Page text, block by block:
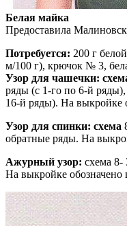
Белая майка
Предоставила
Потребуется: 200 г
м/100 г), крючок № 3,
Узор для чашечки:
ряды (с 1-го по 6-й
16-й ряды). На выкройке
Узор для спинки: схема
обратные ряды. На
Ажурный узор: схема 8-
На выкройке обозначено